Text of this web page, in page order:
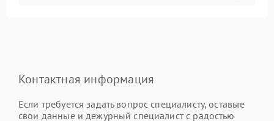
Контактная информация
Если требуется задать вопрос специалисту, оставьте
свои данные и дежурный специалист с радостью